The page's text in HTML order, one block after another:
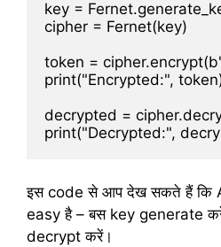
key =
cipher = Fernet(key)
token =
print("Encrypted:",
decrypted =
इस code से आप देख सकते हैं कि
easy है – बस key generate
decrypt करें।